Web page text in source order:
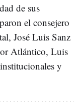
de sus
el consejero
José Luis Sanz
Atlántico, Luis
y